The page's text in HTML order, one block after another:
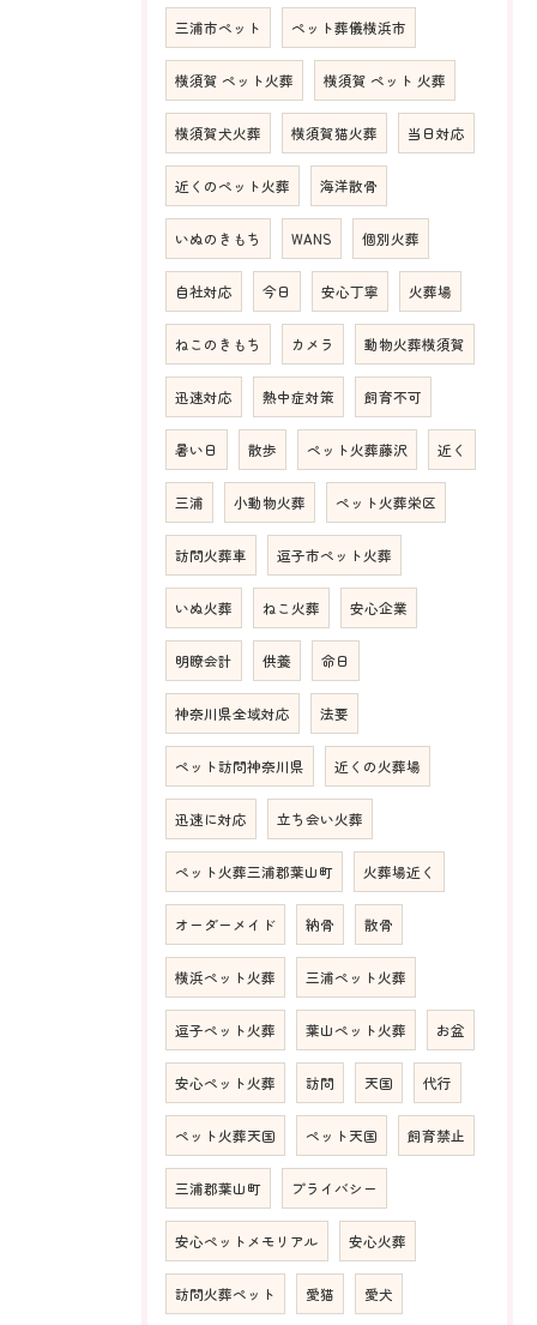
三浦市ペット ペット葬儀横浜市
横須賀 ペット火葬 横須賀 ペット 火葬
横須賀犬火葬 横須賀猫火葬 当日対応
近くのペット火葬 海洋散骨
いぬのきもち WANS 個別火葬
自社対応 今日 安心丁寧 火葬場
ねこのきもち カメラ 動物火葬横須賀
迅速対応 熱中症対策 飼育不可
暑い日 散歩 ペット火葬藤沢 近く
三浦 小動物火葬 ペット火葬栄区
訪問火葬車 逗子市ペット火葬
いぬ火葬 ねこ火葬 安心企業
明瞭会計 供養 命日
神奈川県全域対応 法要
ペット訪問神奈川県 近くの火葬場
迅速に対応 立ち会い火葬
ペット火葬三浦郡葉山町 火葬場近く
オーダーメイド 納骨 散骨
横浜ペット火葬 三浦ペット火葬
逗子ペット火葬 葉山ペット火葬 お盆
安心ペット火葬 訪問 天国 代行
ペット火葬天国 ペット天国 飼育禁止
三浦郡葉山町 プライバシー
安心ペットメモリアル 安心火葬
訪問火葬ペット 愛猫 愛犬